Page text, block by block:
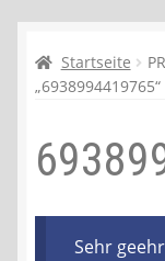
Kasse
Recycling,
Shop
Startseite
„6938994419765“
Sehr